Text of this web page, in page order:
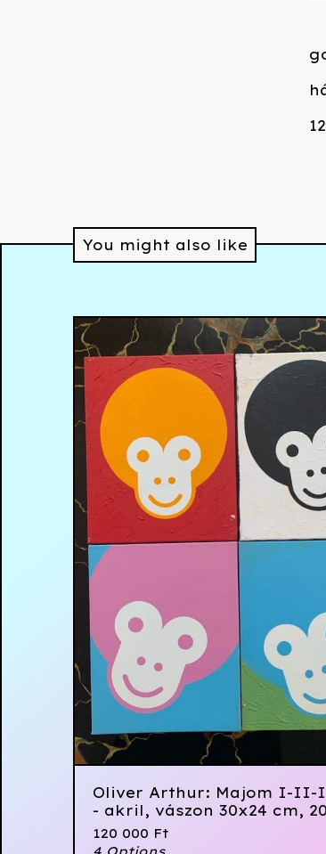
You might also like
Oliver Arthur: Majom I-
- akril, vászon 30x24 cm,
120 000 Ft